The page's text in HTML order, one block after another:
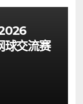
球交流赛